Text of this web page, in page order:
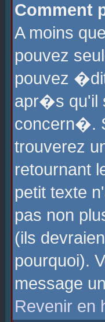
Comment
A moins
pouvez
pouvez
apr�s qu'il
concern�.
trouverez
retournant
petit texte
pas non
(ils
pourquoi).
message
Revenir en